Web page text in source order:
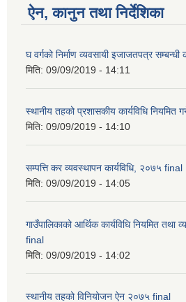
ऐन, कानुन तथा निर्देशिका
घ वर्गको निर्माण व्यवसायी इजाजतपत्र सम्बन्धी
मिति: 09/09/2019 - 14:11
स्थानीय तहको प्रशासकीय कार्यविधि नियमित
मिति: 09/09/2019 - 14:10
सम्पत्ति कर व्यवस्थापन कार्यविधि, २०७५ final
मिति: 09/09/2019 - 14:05
गाउँपालिकाको आर्थिक कार्यविधि नियमित
final
मिति: 09/09/2019 - 14:02
स्थानीय तहको विनियोजन ऐन २०७५ final